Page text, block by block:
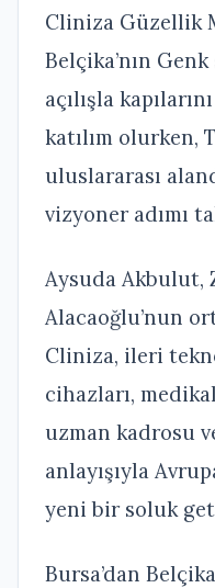
Cliniza Güzellik
Belçika’nın
açılışla
katılım
uluslararası
vizyoner adımı
Aysuda Akbulut,
Alacaoğlu’nun
Cliniza, ileri
cihazları,
uzman kadrosu
anlayışıyla
yeni bir soluk
Bursa’dan